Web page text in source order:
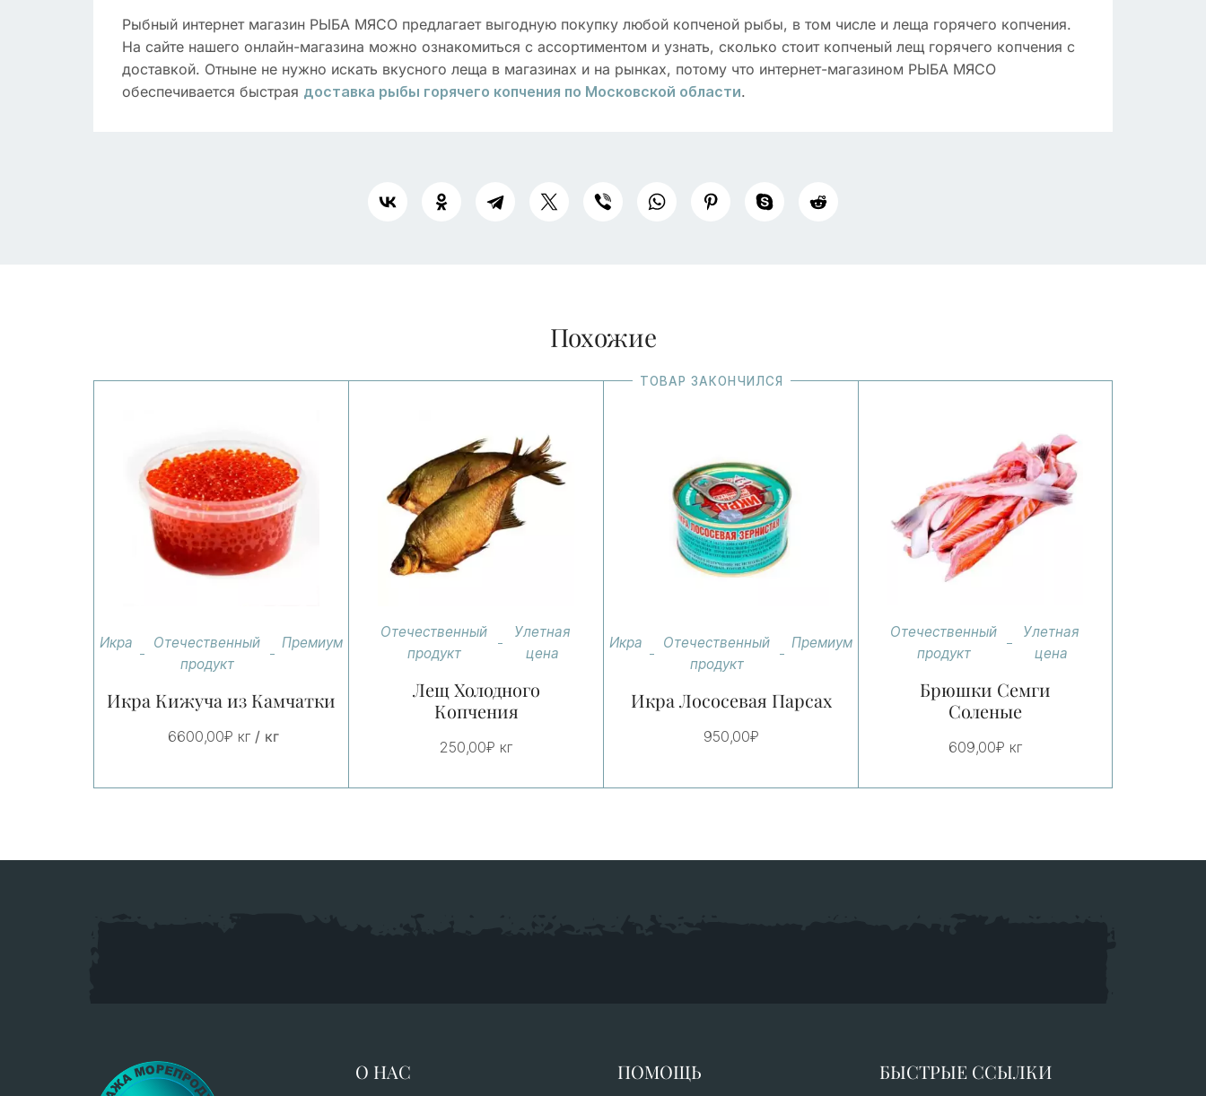
Рыбный интернет магазин РЫБА МЯСО предлагает выгодную покупку любой копченой рыбы, в том числе и леща горячего копчения.
На сайте нашего онлайн-магазина можно ознакомиться с ассортиментом и узнать, сколько стоит копченый лещ горячего копчения с
доставкой. Отныне не нужно искать вкусного леща в магазинах и на рынках, потому что интернет-магазином РЫБА МЯСО
обеспечивается быстрая доставка рыбы горячего копчения по Московской области.
Похожие
Икра
Отечественный
продукт
Премиум
Икра Кижуча из Камчатки
6600,00₽ кг / кг
Отечественный
продукт
Улетная
цена
Лещ Холодного
Копчения
250,00₽ кг
ТОВАР ЗАКОНЧИЛСЯ
Икра
Отечественный
продукт
Премиум
Икра Лососевая Парсах
950,00₽
Отечественный
продукт
Улетная
цена
Брюшки Семги
Соленые
609,00₽ кг
О НАС ПОМОЩЬ БЫСТРЫЕ ССЫЛКИ